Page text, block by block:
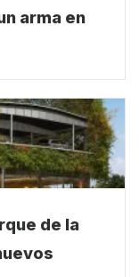
arma en
de la